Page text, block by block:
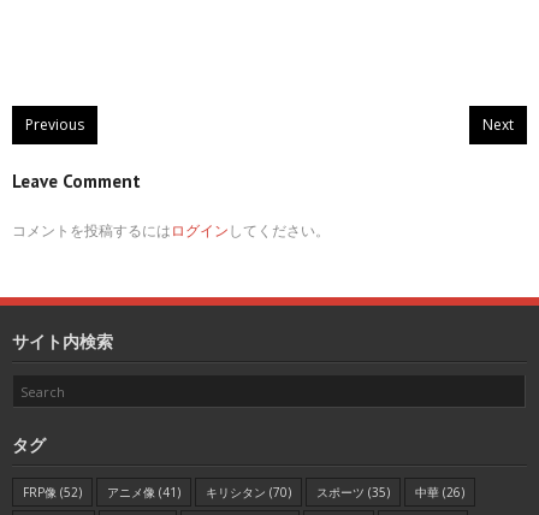
Previous Next
Leave Comment
コメントを投稿するにはログインしてください。
サイト内検索
タグ
FRP像 (52) アニメ像 (41) キリシタン (70) スポーツ (35) 中華 (26)